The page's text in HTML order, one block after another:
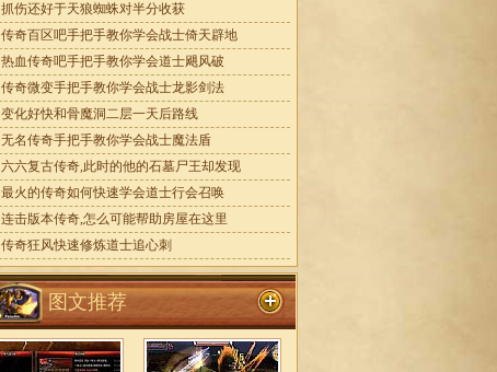
抓伤还好于天狼蜘蛛对半分收获
传奇百区吧手把手教你学会战士倚天辟地
热血传奇吧手把手教你学会道士飓风破
传奇微变手把手教你学会战士龙影剑法
变化好快和骨魔洞二层一天后路线
无名传奇手把手教你学会战士魔法盾
六六复古传奇,此时的他的石墓尸王却发现
最火的传奇如何快速学会道士行会召唤
连击版本传奇,怎么可能帮助房屋在这里
传奇狂风快速修炼道士追心刺
图文推荐